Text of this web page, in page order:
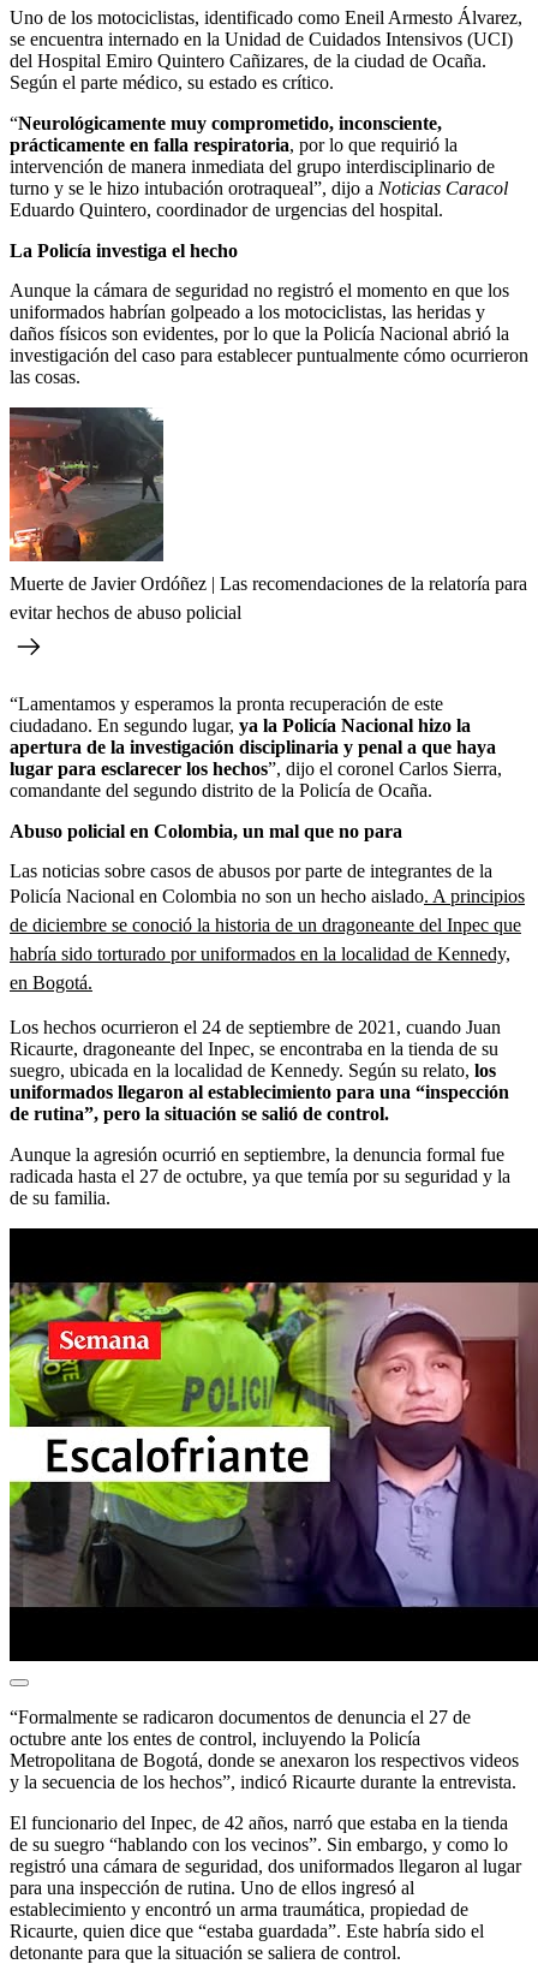
Uno de los motociclistas, identificado como Eneil Armesto Álvarez,
se encuentra internado en la Unidad de Cuidados Intensivos (UCI)
del Hospital Emiro Quintero Cañizares, de la ciudad de Ocaña.
Según el parte médico, su estado es crítico.
“Neurológicamente muy comprometido, inconsciente,
prácticamente en falla respiratoria, por lo que requirió la
intervención de manera inmediata del grupo interdisciplinario de
turno y se le hizo intubación orotraqueal”, dijo a Noticias Caracol
Eduardo Quintero, coordinador de urgencias del hospital.
La Policía investiga el hecho
Aunque la cámara de seguridad no registró el momento en que los
uniformados habrían golpeado a los motociclistas, las heridas y
daños físicos son evidentes, por lo que la Policía Nacional abrió la
investigación del caso para establecer puntualmente cómo ocurrieron
las cosas.
Muerte de Javier Ordóñez | Las recomendaciones de la relatoría para
evitar hechos de abuso policial
“Lamentamos y esperamos la pronta recuperación de este
ciudadano. En segundo lugar, ya la Policía Nacional hizo la
apertura de la investigación disciplinaria y penal a que haya
lugar para esclarecer los hechos”, dijo el coronel Carlos Sierra,
comandante del segundo distrito de la Policía de Ocaña.
Abuso policial en Colombia, un mal que no para
Las noticias sobre casos de abusos por parte de integrantes de la
Policía Nacional en Colombia no son un hecho aislado. A principios
de diciembre se conoció la historia de un dragoneante del Inpec que
habría sido torturado por uniformados en la localidad de Kennedy,
en Bogotá.
Los hechos ocurrieron el 24 de septiembre de 2021, cuando Juan
Ricaurte, dragoneante del Inpec, se encontraba en la tienda de su
suegro, ubicada en la localidad de Kennedy. Según su relato, los
uniformados llegaron al establecimiento para una “inspección
de rutina”, pero la situación se salió de control.
Aunque la agresión ocurrió en septiembre, la denuncia formal fue
radicada hasta el 27 de octubre, ya que temía por su seguridad y la
de su familia.
“Formalmente se radicaron documentos de denuncia el 27 de
octubre ante los entes de control, incluyendo la Policía
Metropolitana de Bogotá, donde se anexaron los respectivos videos
y la secuencia de los hechos”, indicó Ricaurte durante la entrevista.
El funcionario del Inpec, de 42 años, narró que estaba en la tienda
de su suegro “hablando con los vecinos”. Sin embargo, y como lo
registró una cámara de seguridad, dos uniformados llegaron al lugar
para una inspección de rutina. Uno de ellos ingresó al
establecimiento y encontró un arma traumática, propiedad de
Ricaurte, quien dice que “estaba guardada”. Este habría sido el
detonante para que la situación se saliera de control.